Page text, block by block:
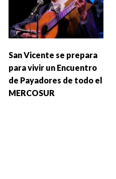
San Vicente se prepara
para vivir un Encuentro
de Payadores de todo el
MERCOSUR